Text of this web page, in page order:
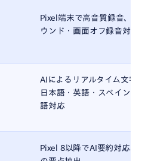
Pixel端末で高音質録音、バ
ウンド・画面オフ録音対応
AIによるリアルタイム文字
日本語・英語・スペイン語
語対応
Pixel 8以降でAI要約対応、